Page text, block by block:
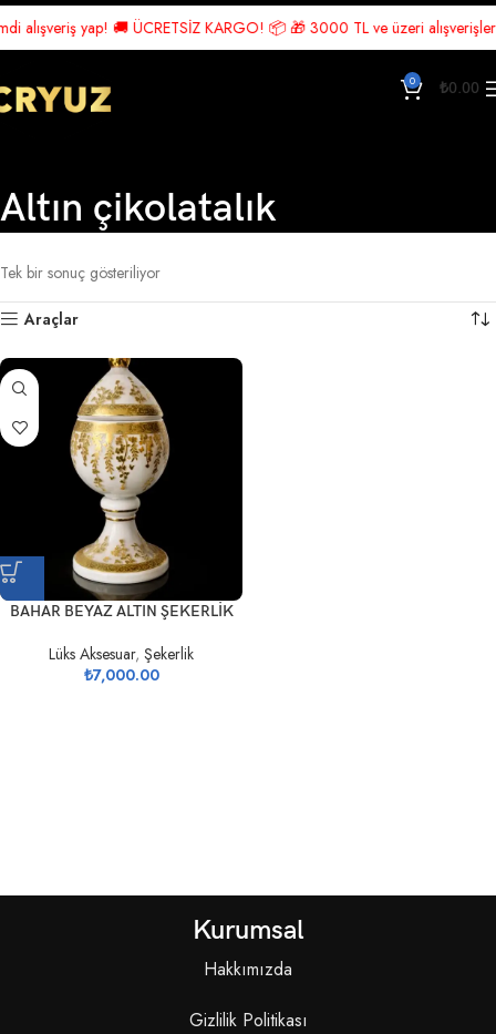
yap! 🚚 ÜCRETSİZ KARGO! 📦 🎁 3000 TL ve üzeri
0 ₺0.00
Altın çikolatalık
Tek bir sonuç gösteriliyor
Araçlar
BAHAR BEYAZ ALTIN ŞEKERLİK
Lüks Aksesuar, Şekerlik
₺7,000.00
Kurumsal
Hakkımızda
Gizlilik Politikası